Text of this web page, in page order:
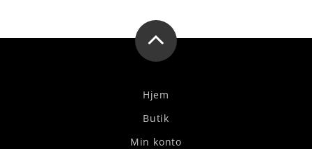
Hjem
Butik
Min konto